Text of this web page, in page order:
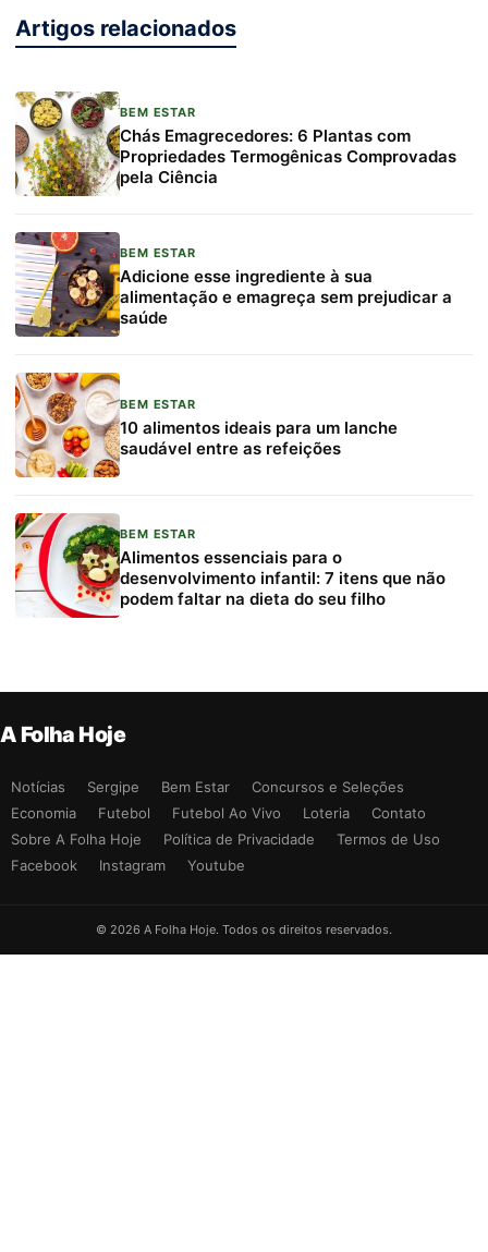
Artigos relacionados
BEM ESTAR
Chás Emagrecedores: 6 Plantas com
Propriedades Termogênicas Comprovadas
pela Ciência
BEM ESTAR
Adicione esse ingrediente à sua
alimentação e emagreça sem prejudicar a
saúde
BEM ESTAR
10 alimentos ideais para um lanche
saudável entre as refeições
BEM ESTAR
Alimentos essenciais para o
desenvolvimento infantil: 7 itens que não
podem faltar na dieta do seu filho
A Folha Hoje
Notícias Sergipe Bem Estar
Concursos e Seleções
Economia
Futebol Futebol Ao Vivo Loteria
Contato
Sobre A Folha Hoje
Política de Privacidade
Termos de Uso
Facebook
Instagram Youtube
© 2026 A Folha Hoje. Todos os direitos reservados.